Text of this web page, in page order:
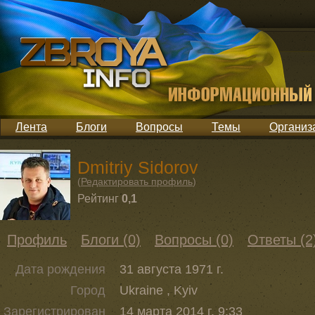
Лента Блоги Вопросы Темы
Dmitriy Sidorov
(Редактировать профиль)
Рейтинг 0,1
Профиль Блоги (0) Вопросы (0) Ответы
Дата рождения
31 августа 1971 г.
Город
Ukraine , Kyiv
Зарегистрирован
14 марта 2014 г. 9:33